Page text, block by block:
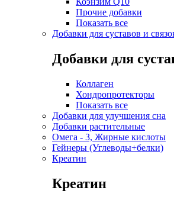
Прочие добавки
Показать все
Добавки для суставов и
Добавки для
Коллаген
Хондропротекторы
Показать все
Добавки для улучшения сна
Добавки растительные
Омега - 3, Жирные кислоты
Гейнеры (Углеводы+белки)
Креатин
Креатин